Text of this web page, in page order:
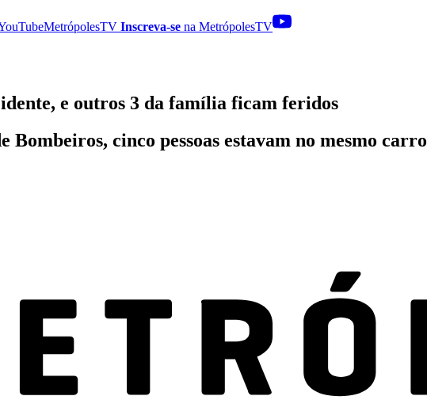
MetrópolesTV Inscreva-se na MetrópolesTV
e outros 3 da família ficam feridos
Bombeiros, cinco pessoas estavam no mesmo